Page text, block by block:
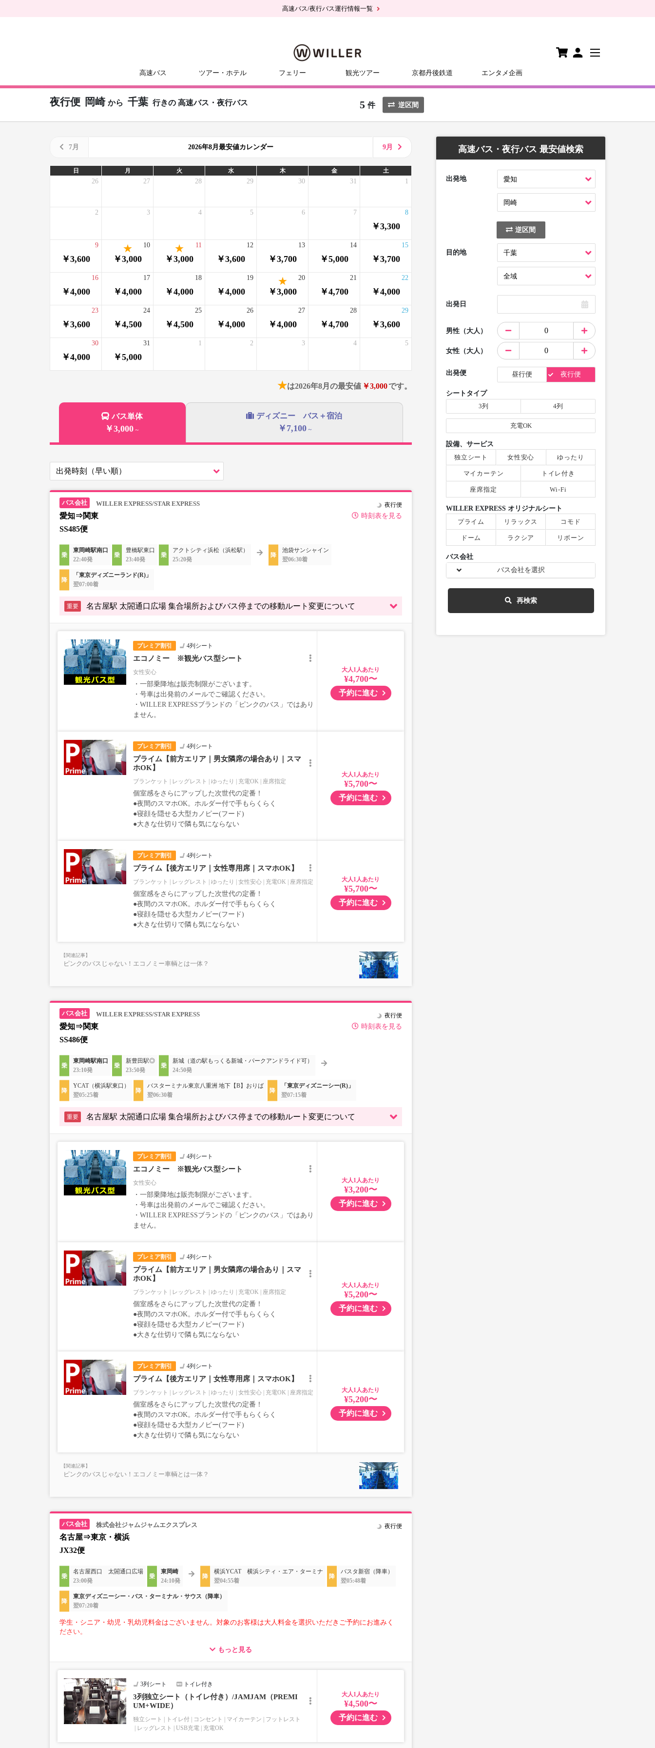
高速バス/夜行バス運行情報一覧
高速バス ツアー・ホテル フェリー 観光ツアー 京都丹後鉄道 エンタメ企画
夜行便 岡崎 から 千葉 行きの 高速バス・夜行バス 5 件 逆区間
7月 2026年8月最安値カレンダー 9月
日 月 火 水 木 金 土
26 27 28 29 30 31 1
2 3 4 5 6 7
￥3,300
8
￥3,600
9
￥3,000
10
￥3,000
11
￥3,600
12
￥3,700
13
￥5,000
14
￥3,700
15
￥4,000
16
￥4,000
17
￥4,000
18
￥4,000
19
￥3,000
20
￥4,700
21
￥4,000
22
￥3,600
23
￥4,500
24
￥4,500
25
￥4,000
26
￥4,000
27
￥4,700
28
￥3,600
29
￥4,000
30
￥5,000
31 1 2 3 4 5
★は2026年8月の最安値 ￥3,000です。
バス単体
￥3,000 ～
ディズニー バス＋宿泊
￥7,100 ～
WILLER EXPRESS/STAR EXPRESS
愛知⇒関東
SS485便
時刻表を見る
夜行便
東岡崎駅南口
22:40発
豊橋駅東口
23:40発
アクトシティ浜松（浜松駅）
25:20発
池袋サンシャイン
翌06:30着
「東京ディズニーランド(R)」
翌07:00着
重要 名古屋駅 太閤通口広場 集合場所およびバス停までの移動ルート変更について
プレミア割引 4列シート
エコノミー ※観光バス型シート
女性安心
・一部乗降地は販売制限がございます。
・号車は出発前のメールでご確認ください。
・WILLER EXPRESSブランドの「ピンクのバス」ではあり
ません。
大人
¥4,700〜
予約に進む
プレミア割引 4列シート
プライム【前方エリア｜男女隣席の場合あり｜スマ
ホOK】
ブランケット レッグレスト ゆったり 充電OK 座席指定
個室感をさらにアップした次世代の定番！
●夜間のスマホOK。ホルダー付で手もらくらく
●寝顔を隠せる大型カノピー(フード)
●大きな仕切りで隣も気にならない
大人
¥5,700〜
予約に進む
プレミア割引 4列シート
プライム【後方エリア｜女性専用席｜スマホOK】
ブランケット レッグレスト ゆったり 女性安心 充電OK 座席指定
個室感をさらにアップした次世代の定番！
●夜間のスマホOK。ホルダー付で手もらくらく
●寝顔を隠せる大型カノピー(フード)
●大きな仕切りで隣も気にならない
大人
¥5,700〜
予約に進む
ピンクのバスじゃない！エコノミー車輌とは一体？
WILLER EXPRESS/STAR EXPRESS
愛知⇒関東
SS486便
時刻表を見る
夜行便
東岡崎駅南口
23:10発
新豊田駅◎
23:50発
新城（道の駅もっくる新城・パークアンドライド可）
24:50発
YCAT（横浜駅東口）
翌05:25着
バスターミナル東京八重洲 地下【B】おりば
翌06:30着
「東京ディズニーシー(R)」
翌07:15着
重要 名古屋駅 太閤通口広場 集合場所およびバス停までの移動ルート変更について
プレミア割引 4列シート
エコノミー ※観光バス型シート
女性安心
・一部乗降地は販売制限がございます。
・号車は出発前のメールでご確認ください。
・WILLER EXPRESSブランドの「ピンクのバス」ではあり
ません。
大人
¥3,200〜
予約に進む
プレミア割引 4列シート
プライム【前方エリア｜男女隣席の場合あり｜スマ
ホOK】
ブランケット レッグレスト ゆったり 充電OK 座席指定
個室感をさらにアップした次世代の定番！
●夜間のスマホOK。ホルダー付で手もらくらく
●寝顔を隠せる大型カノピー(フード)
●大きな仕切りで隣も気にならない
大人
¥5,200〜
予約に進む
プレミア割引 4列シート
プライム【後方エリア｜女性専用席｜スマホOK】
ブランケット レッグレスト ゆったり 女性安心 充電OK 座席指定
個室感をさらにアップした次世代の定番！
●夜間のスマホOK。ホルダー付で手もらくらく
●寝顔を隠せる大型カノピー(フード)
●大きな仕切りで隣も気にならない
大人
¥5,200〜
予約に進む
ピンクのバスじゃない！エコノミー車輌とは一体？
株式会社ジャムジャムエクスプレス
名古屋⇒東京・横浜
JX32便
夜行便
名古屋西口 太閤通口広場
23:00発
東岡崎
24:10発
横浜YCAT 横浜シティ・エア・ターミナ
翌04:55着
バスタ新宿（降車）
翌05:48着
東京ディズニーシー・バス・ターミナル・サウス（降車）
翌07:20着
学生・シニア・幼児・乳幼児料金はございません。対象のお客様は大人料金を選択いただきご予約にお進みく
ださい。
・3辺合計160cm以内、かつ10kg以下のものをおひとり様1点
■お預かりできない荷物（貴重品以外は車内持ち込みも不可）
楽器・自転車（折りたたみ含む）・ボード等の大きな荷物、壊れ物、危険物、貴重品、ペット、
上記「トランクにてお預かりできる荷物」の条件を満たさないもの
もっと見る
3列シート トイレ付き
3列独立シート（トイレ付き）/JAMJAM（PREMI
UM+WIDE）
独立シート トイレ付 コンセント マイカーテン
フットレスト
レッグレスト
USB充電 充電OK
大人
¥4,500〜
予約に進む
高速バス・夜行バス 最安値検索
出発地
逆区間
目的地
出発日
男性（大人）
女性（大人）
出発便 昼行便 夜行便
シートタイプ
3列
4列
充電OK
設備、サービス
独立シート
女性安心 ゆったり
マイカーテン トイレ付き
座席指定 Wi-Fi
WILLER EXPRESS オリジナルシート
プライム
リラックス コモド
ドーム ラクシア リボーン
バス会社
バス会社を選択
再検索